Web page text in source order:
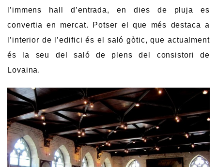
l’immens hall d’entrada, en dies de pluja es
convertia en mercat. Potser el que més destaca a
l’interior de l’edifici és el saló gòtic, que actualment
és la seu del saló de plens del consistori de
Lovaina.